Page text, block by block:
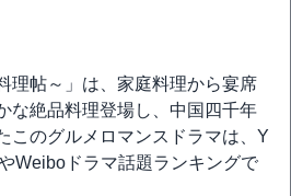
理帖～」は、家庭料理から宴席
な絶品料理登場し、中国四千年
このグルメロマンスドラマは、Y
Weiboドラマ話題ランキングで